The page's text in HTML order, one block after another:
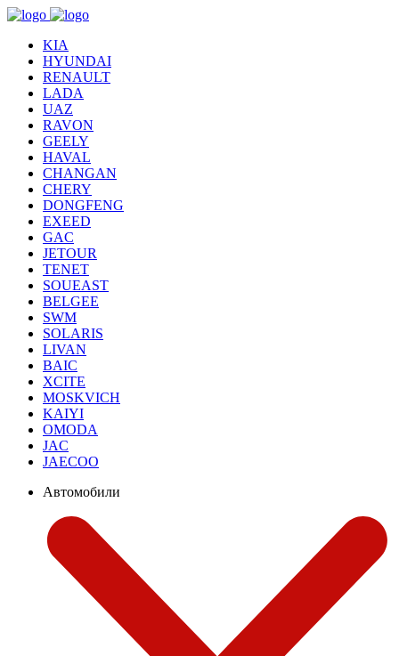
KIA
HYUNDAI
RENAULT
LADA
UAZ
RAVON
GEELY
HAVAL
CHANGAN
CHERY
DONGFENG
EXEED
GAC
JETOUR
TENET
SOUEAST
BELGEE
SWM
SOLARIS
LIVAN
BAIC
XCITE
MOSKVICH
KAIYI
OMODA
JAC
JAECOO
Автомобили